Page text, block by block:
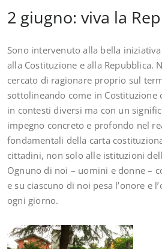
2 giugno: viva la
Sono intervenuto alla bella iniziativa
alla Costituzione e alla Repubblica.
cercato di ragionare proprio sul
sottolineando come in Costituzione
in contesti diversi ma con un
impegno concreto e profondo nel
fondamentali della carta
cittadini, non solo alle istituzioni
Ognuno di noi – uomini e donne –
e su ciascuno di noi pesa l’onore e
ogni giorno.